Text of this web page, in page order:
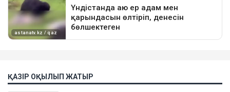
ҚАЗІР ОҚЫЛЫП ЖАТЫР